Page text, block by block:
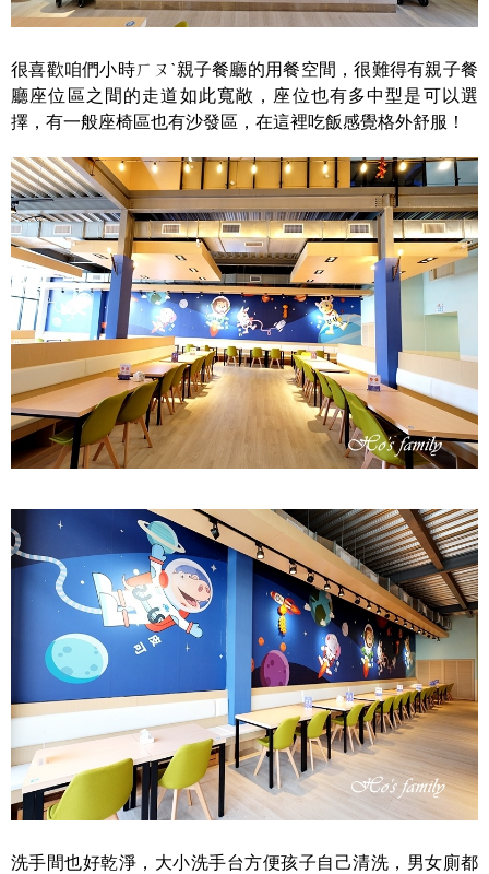
很喜歡咱們小時ㄏㄡˋ親子餐廳的用餐空間，很難得有親子餐
廳座位區之間的走道如此寬敞，座位也有多中型是可以選
擇，有一般座椅區也有沙發區，在這裡吃飯感覺格外舒服！
洗手間也好乾淨，大小洗手台方便孩子自己清洗，男女廁都